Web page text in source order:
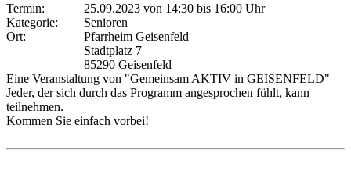
Termin:
25.09.2023 von 14:30 bis 16:00 Uhr
Kategorie:
Senioren
Ort:
Pfarrheim Geisenfeld
Stadtplatz 7
85290 Geisenfeld
Eine Veranstaltung von "Gemeinsam AKTIV in GEISENFELD"
Jeder, der sich durch das Programm angesprochen fühlt, kann
teilnehmen.
Kommen Sie einfach vorbei!